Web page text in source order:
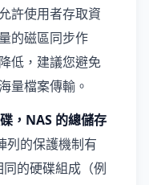
許使用者存取資
的磁區同步作
低，建議您避免
量檔案傳輸。
，NAS 的總儲存
列的保護機制有
的硬碟組成（例